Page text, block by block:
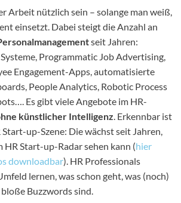
Arbeit nützlich sein – solange man weiß,
einsetzt. Dabei steigt die Anzahl an
seit Jahren:
Programmatic Job Advertising,
Engagement-Apps, automatisierte
People Analytics, Robotic Process
Es gibt viele Angebote im HR-
künstlicher Intelligenz. Erkennbar ist
Start-up-Szene: Die wächst seit Jahren,
HR Start-up-Radar sehen kann (hier
downloadbar). HR Professionals
lernen, was schon geht, was (noch)
Buzzwords sind.